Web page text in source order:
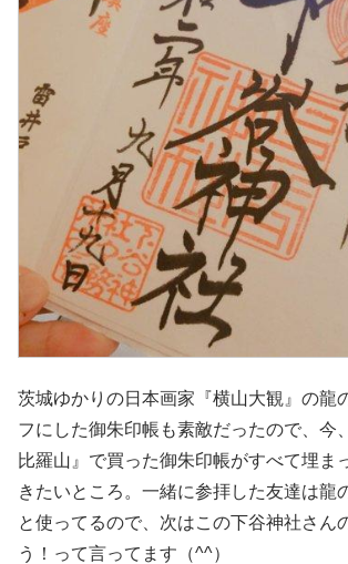
茨城ゆかりの日本画家『横山大観』の龍
フにした御朱印帳も素敵だったので、今
比羅山』で買った御朱印帳がすべて埋ま
きたいところ。一緒に参拝した友達は龍
と使ってるので、次はこの下谷神社さん
う！って言ってます（^^）